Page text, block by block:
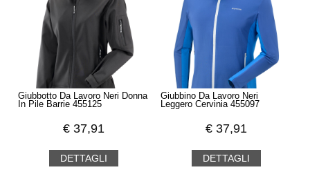
Giubbotto Da Lavoro Neri Donna
In Pile Barrie 455125
€ 37,91
DETTAGLI
Giubbino Da Lavoro Neri
Leggero Cervinia 455097
€ 37,91
DETTAGLI